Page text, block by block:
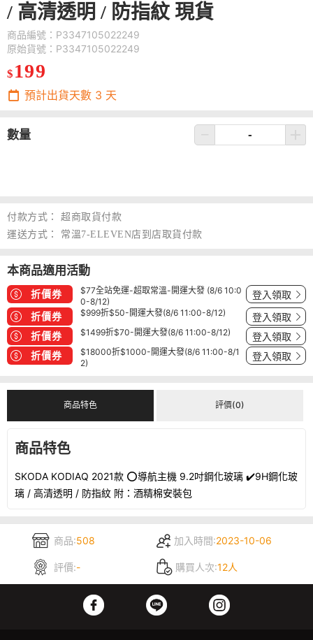
/ 高清透明 / 防指紋 現貨
商品編號：P3347105022249
原始貨號：P3347105022249
$ 199
預計出貨天數 3 天
數量
付款方式：
超商取貨付款
運送方式：
常溫7-ELEVEN店到店取貨付款
本商品適用活動
折價券
$77全站免運-超取常溫-開運大發 (8/6 10:0
0-8/12)
登入領取
折價券 $999折$50-開運大發(8/6 11:00-8/12) 登入領取
折價券 $1499折$70-開運大發(8/6 11:00-8/12) 登入領取
折價券
$18000折$1000-開運大發(8/6 11:00-8/1
2)
登入領取
商品特色 評價(0)
商品特色
SKODA KODIAQ 2021款 ⭕️導航主機 9.2吋鋼化玻璃 ✔️9H鋼化玻
璃 / 高清透明 / 防指紋 附：酒精棉安裝包
商品:508 加入時間:2023-10-06
評價:- 購買人次:12人